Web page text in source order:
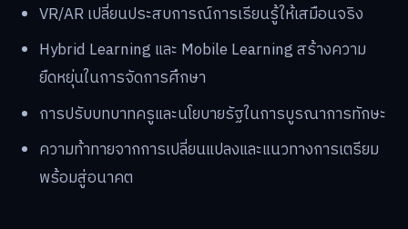
VR/AR เปลี่ยนประสบการณ์การเรียนรู้ให้เสมือนจริง
Hybrid Learning และ Mobile Learning สร้างความ
ยืดหยุ่นในการจัดการศึกษา
การปรับบทบาทครูและนโยบายรัฐในการบูรณาการทักษะ
ความท้าทายจากการเปลี่ยนแปลงและแนวทางการเตรียม
พร้อมสู่อนาคต